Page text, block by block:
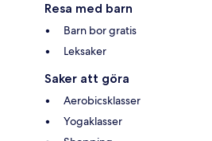
Resa med barn
Barn bor gratis
Leksaker
Saker att göra
Aerobicsklasser
Yogaklasser